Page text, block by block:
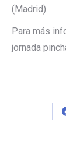
(Madrid).
Para más
jornada